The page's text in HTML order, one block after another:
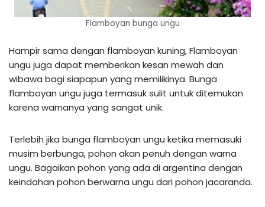
Flamboyan bunga ungu
Hampir sama dengan flamboyan kuning, Flamboyan
ungu juga dapat memberikan kesan mewah dan
wibawa bagi siapapun yang memilikinya. Bunga
flamboyan ungu juga termasuk sulit untuk ditemukan
karena warnanya yang sangat unik.
Terlebih jika bunga flamboyan ungu ketika memasuki
musim berbunga, pohon akan penuh dengan warna
ungu. Bagaikan pohon yang ada di argentina dengan
keindahan pohon berwarna ungu dari pohon jacaranda.